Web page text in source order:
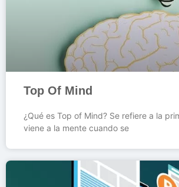
Top Of Mind
¿Qué es Top of Mind? Se refiere a la
viene a la mente cuando se